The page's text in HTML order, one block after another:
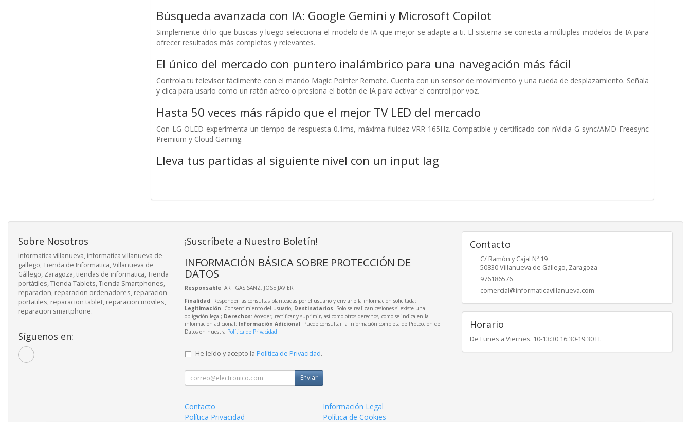
Búsqueda avanzada con IA: Google Gemini y Microsoft Copilot
Simplemente di lo que buscas y luego selecciona el modelo de IA que mejor se adapte a ti. El sistema se conecta a múltiples modelos de IA para
ofrecer resultados más completos y relevantes.
El único del mercado con puntero inalámbrico para una navegación más fácil
Controla tu televisor fácilmente con el mando Magic Pointer Remote. Cuenta con un sensor de movimiento y una rueda de desplazamiento. Señala
y clica para usarlo como un ratón aéreo o presiona el botón de IA para activar el control por voz.
Hasta 50 veces más rápido que el mejor TV LED del mercado
Con LG OLED experimenta un tiempo de respuesta 0.1ms, máxima fluidez VRR 165Hz. Compatible y certificado con nVidia G-sync/AMD Freesync
Premium y Cloud Gaming.
Lleva tus partidas al siguiente nivel con un input lag
Sobre Nosotros
informatica villanueva, informatica villanueva de
gallego, Tienda de Informatica, Villanueva de
Gállego, Zaragoza, tiendas de informatica, Tienda
portátiles, Tienda Tablets, Tienda Smartphones,
reparacion, reparacion ordenadores, reparacion
portatiles, reparacion tablet, reparacion moviles,
reparacion smartphone.
Síguenos en:
¡Suscríbete a Nuestro Boletín!
INFORMACIÓN BÁSICA SOBRE PROTECCIÓN DE
DATOS
Responsable: ARTIGAS SANZ, JOSE JAVIER
Finalidad: Responder las consultas planteadas por el usuario y enviarle la información solicitada;
Legitimación: Consentimiento del usuario; Destinatarios: Solo se realizan cesiones si existe una
obligación legal; Derechos: Acceder, rectificar y suprimir, así como otros derechos, como se indica en la
información adicional; Información Adicional: Puede consultar la información completa de Protección de
Datos en nuestra Política de Privacidad.
He leído y acepto la Política de Privacidad.
Enviar
Contacto
Información Legal
Política Privacidad
Política de Cookies
Contacto
C/ Ramón y Cajal Nº 19
50830Villanueva de Gállego, Zaragoza
976186576
comercial@informaticavillanueva.com
Horario
De Lunes a Viernes. 10-13:30 16:30-19:30 H.